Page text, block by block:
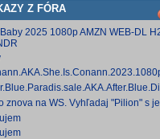
Z FÓRA
2025 1080p AMZN WEB-DL
[14,53 GB]
[15,19 GB]
znova na WS. Vyhľadaj "Pilion" s